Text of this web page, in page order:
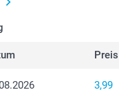
Preis
3,99